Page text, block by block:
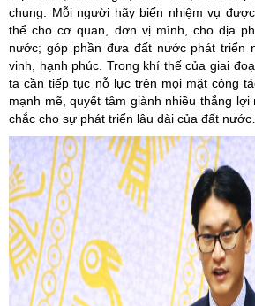
chung. Mỗi người hãy biến nhiệm vụ
thể cho cơ quan, đơn vị mình, cho địa
nước; góp phần đưa đất nước phát triển
vinh, hạnh phúc. Trong khí thế của giai
ta cần tiếp tục nỗ lực trên mọi mặt công
mạnh mẽ, quyết tâm giành nhiều thắng
chắc cho sự phát triển lâu dài của đất